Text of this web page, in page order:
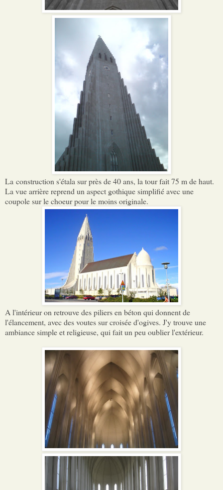
La construction s'étala sur près de 40 ans, la tour fait 75 m de haut.
La vue arrière reprend un aspect gothique simplifié avec une
coupole sur le choeur pour le moins originale.
A l'intérieur on retrouve des piliers en béton qui donnent de
l'élancement, avec des voutes sur croisée d'ogives. J'y trouve une
ambiance simple et religieuse, qui fait un peu oublier l'extérieur.